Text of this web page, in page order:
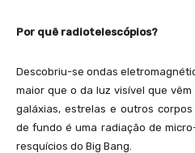
Por quê radiotelescópios?
Descobriu-se ondas
maior que o da luz visível que
galáxias, estrelas e outros
de fundo é uma radiação de
resquícios do Big Bang.